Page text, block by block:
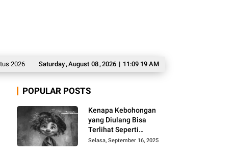
Saturday,August 08,2026 | 11:09 20 AM
Ditahan Imbang Singapura 1-1, Indonesia Tersingkir dari Ajang AFF 2026
POPULAR POSTS
Kenapa Kebohongan
yang Diulang Bisa
Terlihat Seperti
Kebenaran, Ini
Selasa, September 16, 2025